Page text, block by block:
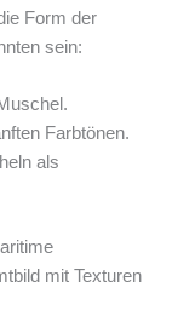
Form der
sein:
Farbtönen.
als
mit Texturen